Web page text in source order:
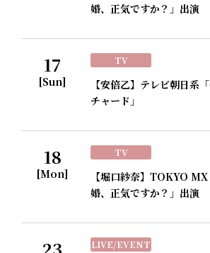
婚、正気ですか？」出演
17
[Sun]
TV
【安倍乙】テレビ朝日系
チャード」
18
[Mon]
TV
【堀口紗奈】TOKYO
婚、正気ですか？」出演
LIVE/EVENT